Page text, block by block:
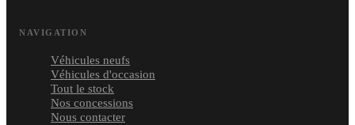
NAVIGATION
Véhicules neufs
Véhicules d'occasion
Tout le stock
Nos concessions
Nous contacter